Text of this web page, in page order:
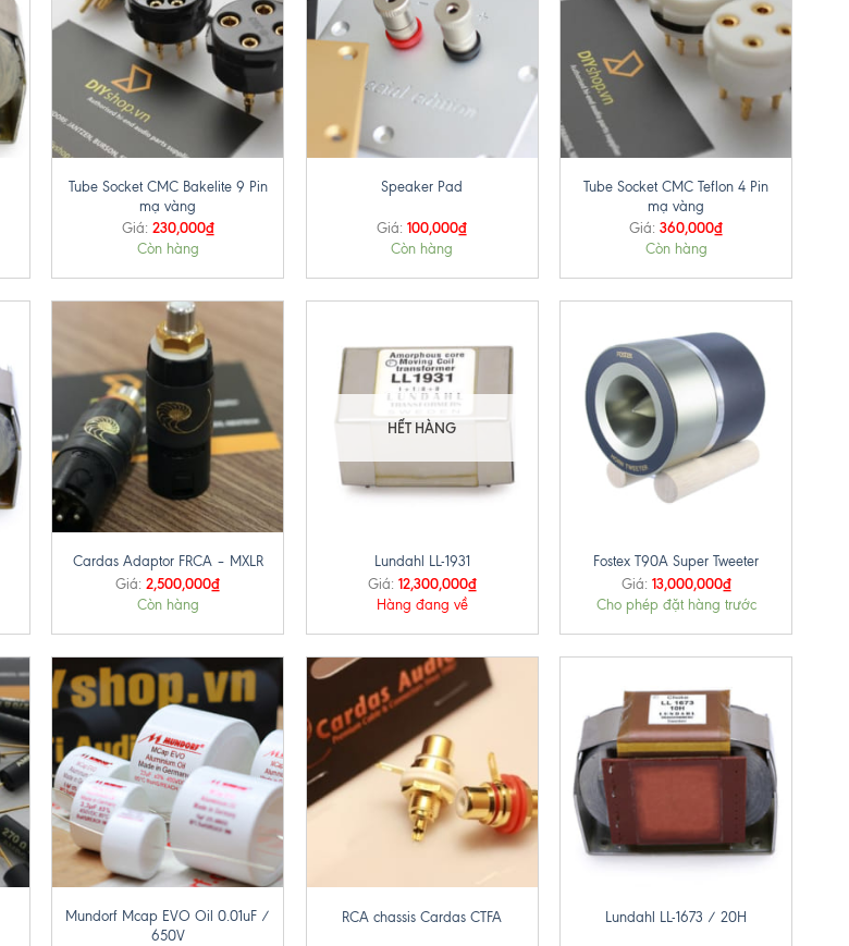
+
Tube Socket CMC Bakelite 9 Pin
mạ vàng
Giá: 230,000₫
Còn hàng
+
Speaker Pad
Giá: 100,000₫
Còn hàng
Tube Socket CMC Teflon 4 Pin
mạ vàng
Giá: 360,000₫
Còn hàng
+
Cardas Adaptor FRCA – MXLR
Giá: 2,500,000₫
Còn hàng
HẾT HÀNG
Lundahl LL-1931
Giá: 12,300,000₫
Hàng đang về
Fostex T90A Super Tweeter
Giá: 13,000,000₫
Cho phép đặt hàng trước
+
Mundorf Mcap EVO Oil 0.01uF /
650V
RCA chassis Cardas CTFA Lundahl LL-1673 / 20H